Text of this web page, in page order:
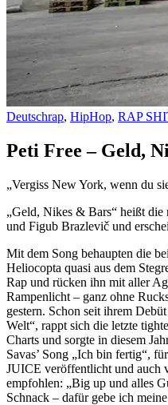
Deutschrap, HipHop, RAP
Peti Free – Geld,
„Vergiss New York, wenn du
„Geld, Nikes & Bars“ heißt
und Figub Brazlevič und
Mit dem Song behaupten die
Heliocopta quasi aus dem
Rap und rücken ihn mit aller
Rampenlicht – ganz ohne
gestern. Schon seit ihrem
Welt“, rappt sich die letzte
Charts und sorgte in diesem
Savas’ Song „Ich bin fertig“,
JUICE veröffentlicht und auch
empfohlen: „Big up und alles
Schnack – dafür gebe ich